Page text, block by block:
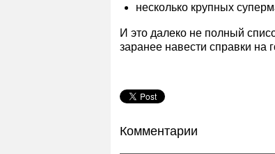
несколько крупных
И это далеко не полный
заранее навести справки на
Комментарии